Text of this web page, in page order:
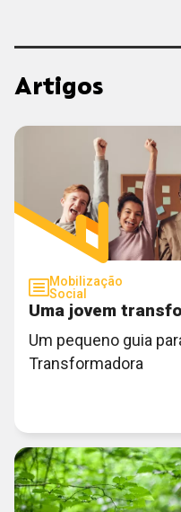
Artigos
Mobilização
Social
Uma jovem
Um pequeno guia
Transformadora